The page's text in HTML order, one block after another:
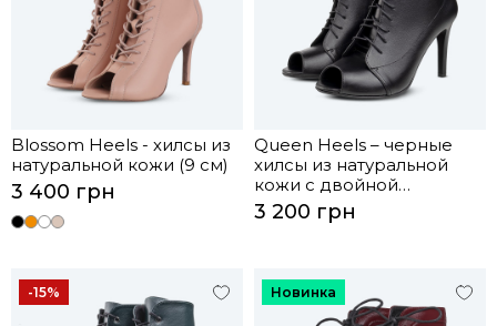
Blossom Heels - хилсы из
натуральной кожи (9 см)
3 400 грн
Queen Heels – черные
хилсы из натуральной
кожи с двойной
фиксацией (9 см)
3 200 грн
-15% Новинка